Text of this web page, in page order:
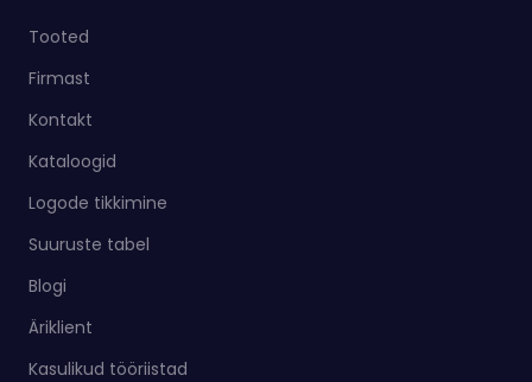
Tooted
Firmast
Kontakt
Kataloogid
Logode tikkimine
Suuruste tabel
Blogi
Äriklient
Kasulikud tööriistad